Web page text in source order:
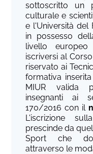
sottoscritto un
culturale e
e l'Università del
in possesso
livello
iscriversi al
riservato ai
formativa
MIUR valida
insegnanti ai
170/2016 con il
L'iscrizione
prescinde da
Sport che
attraverso le